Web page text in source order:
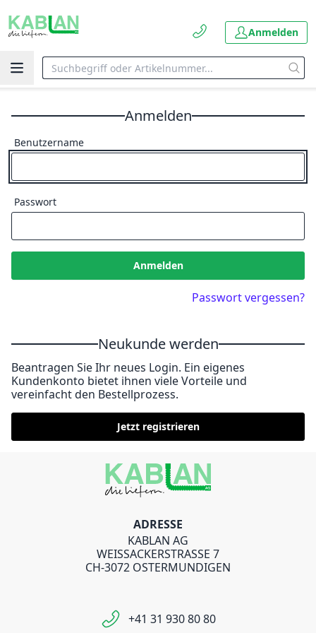
Anmelden
Anmelden
Benutzername
Passwort
Anmelden
Passwort vergessen?
Neukunde werden
Beantragen Sie Ihr neues Login. Ein eigenes
Kundenkonto bietet ihnen viele Vorteile und
vereinfacht den Bestellprozess.
Jetzt registrieren
ADRESSE
KABLAN AG
WEISSACKERSTRASSE 7
CH-3072 OSTERMUNDIGEN
+41 31 930 80 80